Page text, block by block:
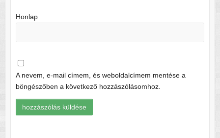
Honlap
A nevem, e-mail címem, és weboldalcímem mentése a
böngészőben a következő hozzászólásomhoz.